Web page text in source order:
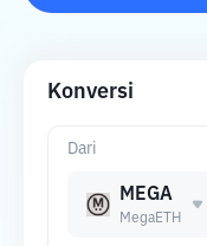
Konversi
Dari
MEGA
MegaETH